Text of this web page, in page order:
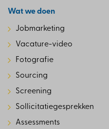
Wat we doen
Jobmarketing
Vacature-video
Fotografie
Sourcing
Screening
Sollicitatiegesprekken
Assessments